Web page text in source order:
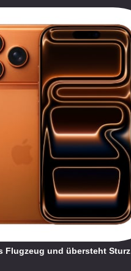
Flugzeug und übersteht Sturz